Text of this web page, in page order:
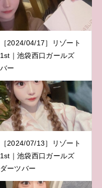
［2024/04/17］リゾート
1st｜池袋西口ガールズ
バー
［2024/07/13］リゾート
1st｜池袋西口ガールズ
ダーツバー